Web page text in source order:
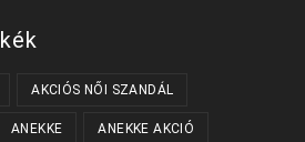
AKCIÓS NŐI SZANDÁL
ANEKKE ANEKKE AKCIÓ